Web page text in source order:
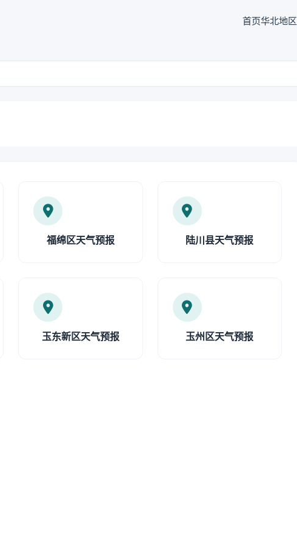
首页华北地区
福绵区天气预报 陆川县天气预报
玉东新区天气预报 玉州区天气预报